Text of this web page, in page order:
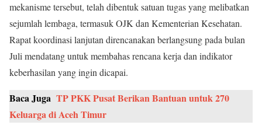
mekanisme tersebut, telah dibentuk satuan tugas yang melibatkan
sejumlah lembaga, termasuk OJK dan Kementerian Kesehatan.
Rapat koordinasi lanjutan direncanakan berlangsung pada bulan
Juli mendatang untuk membahas rencana kerja dan indikator
keberhasilan yang ingin dicapai.
Baca Juga TP PKK Pusat Berikan Bantuan untuk 270
Keluarga di Aceh Timur